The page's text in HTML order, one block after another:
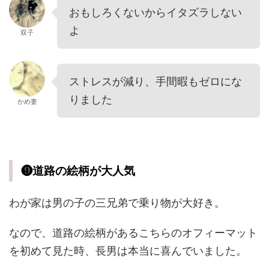
双子
おもしろくないからイタズラしない
よ
かめ妻
ストレスが減り、手間暇もゼロにな
りました
❾道路の絵柄が大人気
わが家は男の子の三兄弟で乗り物が大好き。
なので、道路の絵柄があるこちらのオフィーマット
を初めて見た時、長男は本当に喜んでいました。